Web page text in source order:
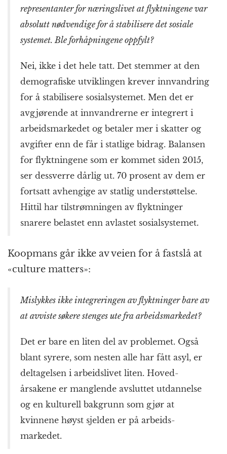
representanter for nærings­livet at flyktningene var
absolutt nødvendige for å stabilisere det sosiale
systemet. Ble forhåpningene oppfylt?
Nei, ikke i det hele tatt. Det stemmer at den
demografiske utviklingen krever innvandring
for å stabilisere sosial­systemet. Men det er
avgjørende at innvandrerne er integrert i
arbeids­markedet og betaler mer i skatter og
avgifter enn de får i statlige bidrag. Balansen
for flyktningene som er kommet siden 2015,
ser dessverre dårlig ut. 70 prosent av dem er
fortsatt avhengige av statlig under­støttelse.
Hittil har tilstrømningen av flyktninger
snarere belastet enn avlastet sosial­systemet.
Koopmans går ikke av veien for å fastslå at
«culture matters»:
Mislykkes ikke integreringen av flyktninger bare av
at avviste søkere stenges ute fra arbeids­markedet?
Det er bare en liten del av problemet. Også
blant syrere, som nesten alle har fått asyl, er
deltagelsen i arbeids­livet liten. Hoved­
årsakene er manglende avsluttet utdannelse
og en kulturell bakgrunn som gjør at
kvinnene høyst sjelden er på arbeids­
markedet.